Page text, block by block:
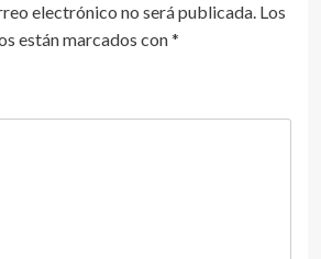
electrónico no será publicada. Los
están marcados con*